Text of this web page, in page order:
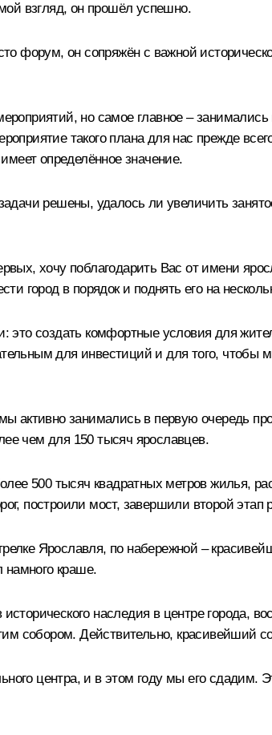
взгляд, он прошёл успешно.
форум, он сопряжён с важной
но самое главное –
такого плана для нас прежде
определённое значение.
решены, удалось ли увеличить
хочу поблагодарить Вас от имени
город в порядок и поднять его на
это создать комфортные условия для
для инвестиций и для того, чтобы
активно занимались в первую очередь
чем для 150 тысяч ярославцев.
500 тысяч квадратных метров жилья,
построили мост, завершили второй
Ярославля, по набережной –
намного краше.
наследия в центре города,
собором. Действительно,
центра, и в этом году мы его сдадим.